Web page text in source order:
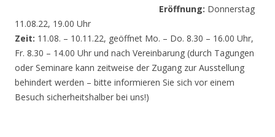
Eröffnung: Donnerstag
11.08.22, 19.00 Uhr
Zeit: 11.08. – 10.11.22, geöffnet Mo. – Do. 8.30 – 16.00 Uhr,
Fr. 8.30 – 14.00 Uhr und nach Vereinbarung (durch Tagungen
oder Seminare kann zeitweise der Zugang zur Ausstellung
behindert werden – bitte informieren Sie sich vor einem
Besuch sicherheitshalber bei uns!)